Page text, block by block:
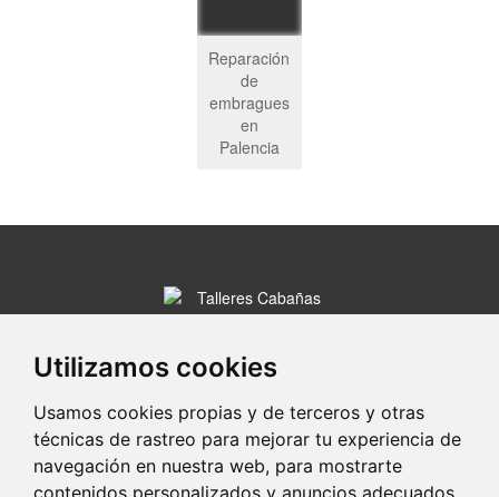
Utilizamos cookies
Usamos cookies propias y de terceros y otras
técnicas de rastreo para mejorar tu experiencia de
navegación en nuestra web, para mostrarte
contenidos personalizados y anuncios adecuados,
Reparación
de
embragues
en
Palencia
34004 Palencia (Palencia)
www.tallerescabañas.es